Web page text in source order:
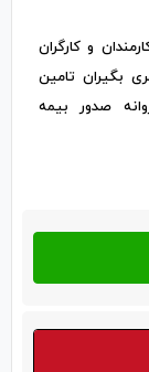
و کارگران
بگیران تامین
صدور بیمه